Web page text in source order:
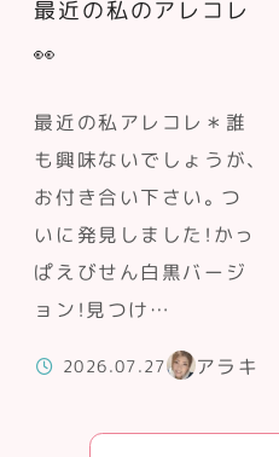
最近の私のアレコレ
👀
最近の私アレコレ＊誰
も興味ないでしょうが、
お付き合い下さい。つ
いに発見しました！かっ
ぱえびせん白黒バージ
ョン！見つけ…
2026.07.27 アラキ